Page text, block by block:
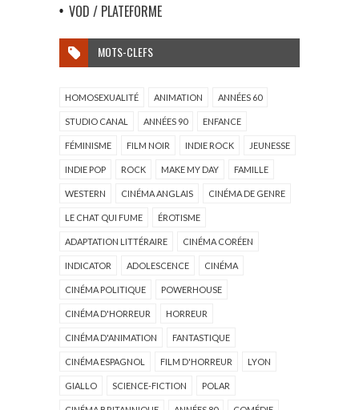
VOD / PLATEFORME
MOTS-CLEFS
HOMOSEXUALITÉ ANIMATION ANNÉES 60
STUDIO CANAL ANNÉES 90 ENFANCE
FÉMINISME FILM NOIR INDIE ROCK JEUNESSE
INDIE POP ROCK MAKE MY DAY FAMILLE
WESTERN CINÉMA ANGLAIS CINÉMA DE GENRE
LE CHAT QUI FUME ÉROTISME
ADAPTATION LITTÉRAIRE CINÉMA CORÉEN
INDICATOR ADOLESCENCE CINÉMA
CINÉMA POLITIQUE POWERHOUSE
CINÉMA D'HORREUR HORREUR
CINÉMA D'ANIMATION FANTASTIQUE
CINÉMA ESPAGNOL FILM D'HORREUR LYON
GIALLO SCIENCE-FICTION POLAR